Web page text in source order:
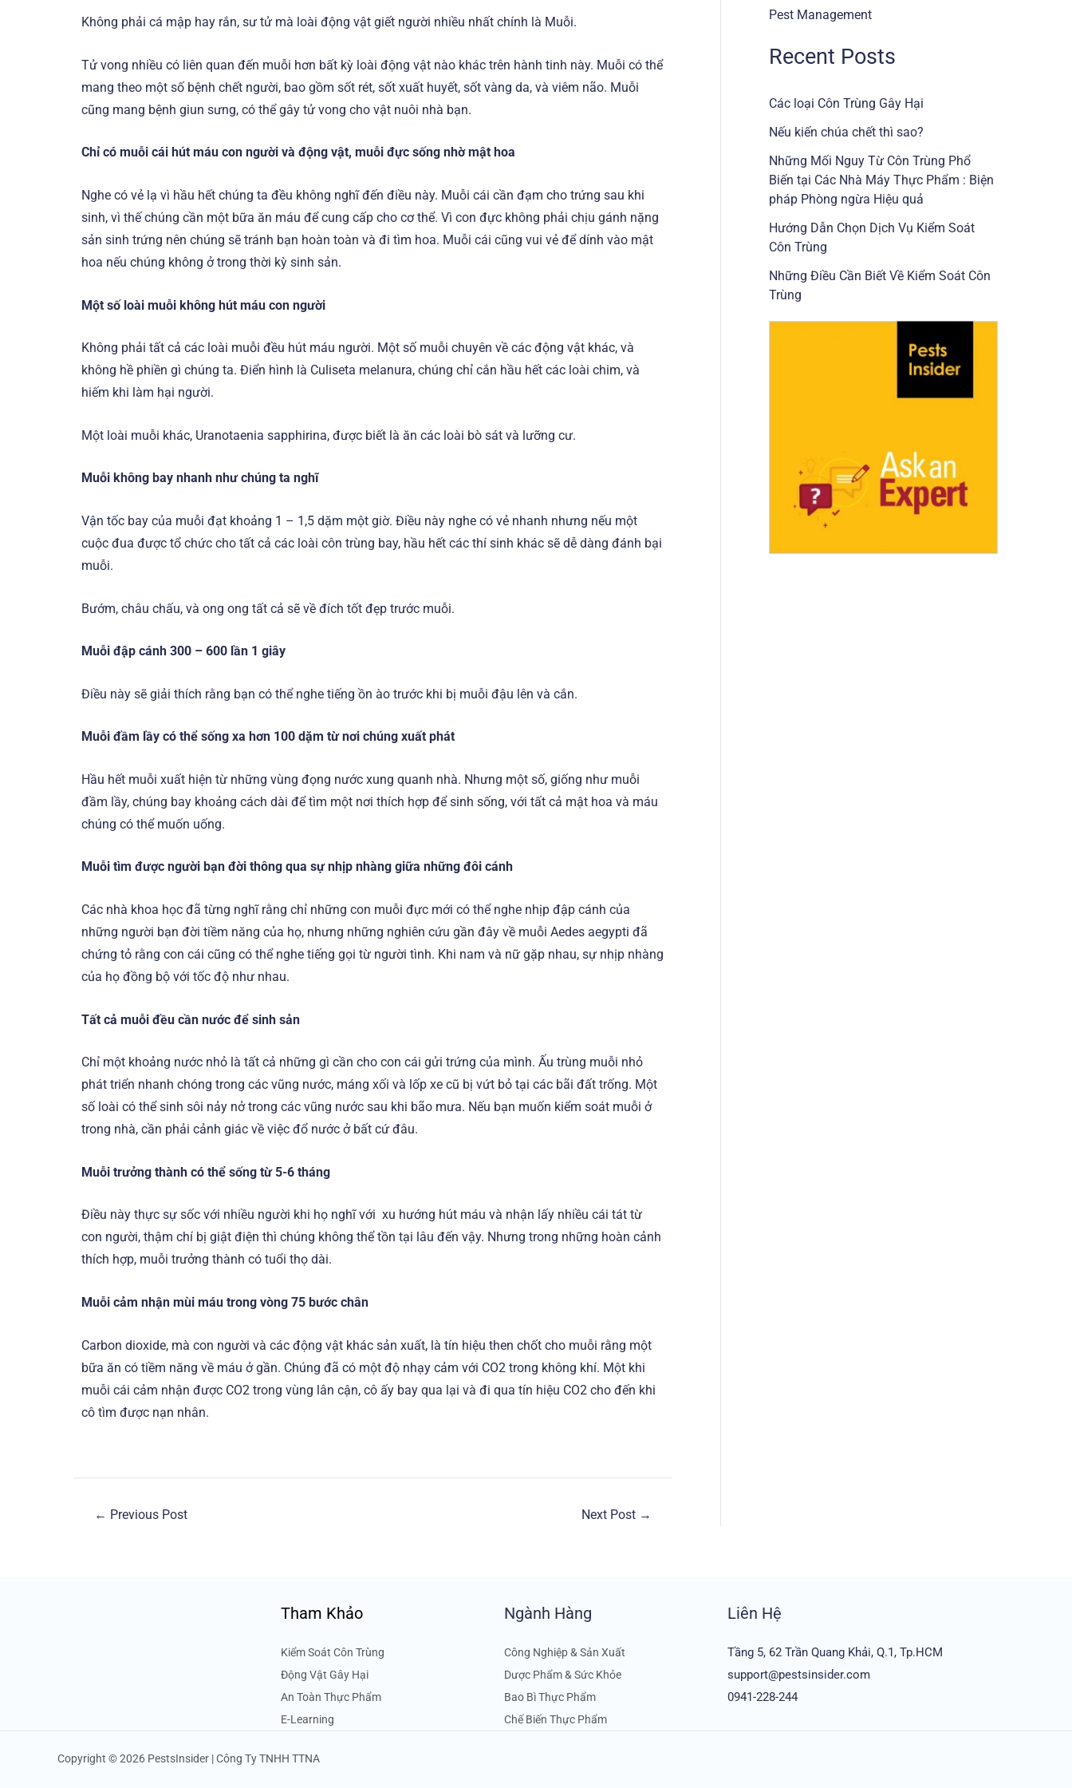
Không phải cá mập hay rắn, sư tử mà loài động vật giết người nhiều nhất chính là Muỗi.
Tử vong nhiều có liên quan đến muỗi hơn bất kỳ loài động vật nào khác trên hành tinh này. Muỗi có thể
mang theo một số bệnh chết người, bao gồm sốt rét, sốt xuất huyết, sốt vàng da, và viêm não. Muỗi
cũng mang bệnh giun sưng, có thể gây tử vong cho vật nuôi nhà bạn.
Chỉ có muỗi cái hút máu con người và động vật, muỗi đực sống nhờ mật hoa
Nghe có vẻ lạ vì hầu hết chúng ta đều không nghĩ đến điều này. Muỗi cái cần đạm cho trứng sau khi
sinh, vì thế chúng cần một bữa ăn máu để cung cấp cho cơ thể. Vì con đực không phải chịu gánh nặng
sản sinh trứng nên chúng sẽ tránh bạn hoàn toàn và đi tìm hoa. Muỗi cái cũng vui vẻ để dính vào mật
hoa nếu chúng không ở trong thời kỳ sinh sản.
Một số loài muỗi không hút máu con người
Không phải tất cả các loài muỗi đều hút máu người. Một số muỗi chuyên về các động vật khác, và
không hề phiền gì chúng ta. Điển hình là Culiseta melanura, chúng chỉ cắn hầu hết các loài chim, và
hiếm khi làm hại người.
Một loài muỗi khác, Uranotaenia sapphirina, được biết là ăn các loài bò sát và lưỡng cư.
Muỗi không bay nhanh như chúng ta nghĩ
Vận tốc bay của muỗi đạt khoảng 1 – 1,5 dặm một giờ. Điều này nghe có vẻ nhanh nhưng nếu một
cuộc đua được tổ chức cho tất cả các loài côn trùng bay, hầu hết các thí sinh khác sẽ dễ dàng đánh bại
muỗi.
Bướm, châu chấu, và ong ong tất cả sẽ về đích tốt đẹp trước muỗi.
Muỗi đập cánh 300 – 600 lần 1 giây
Điều này sẽ giải thích rằng bạn có thể nghe tiếng ồn ào trước khi bị muỗi đậu lên và cắn.
Muỗi đầm lầy có thể sống xa hơn 100 dặm từ nơi chúng xuất phát
Hầu hết muỗi xuất hiện từ những vùng đọng nước xung quanh nhà. Nhưng một số, giống như muỗi
đầm lầy, chúng bay khoảng cách dài để tìm một nơi thích hợp để sinh sống, với tất cả mật hoa và máu
chúng có thể muốn uống.
Muỗi tìm được người bạn đời thông qua sự nhịp nhàng giữa những đôi cánh
Các nhà khoa học đã từng nghĩ rằng chỉ những con muỗi đực mới có thể nghe nhịp đập cánh của
những người bạn đời tiềm năng của họ, nhưng những nghiên cứu gần đây về muỗi Aedes aegypti đã
chứng tỏ rằng con cái cũng có thể nghe tiếng gọi từ người tình. Khi nam và nữ gặp nhau, sự nhịp nhàng
của họ đồng bộ với tốc độ như nhau.
Tất cả muỗi đều cần nước để sinh sản
Chỉ một khoảng nước nhỏ là tất cả những gì cần cho con cái gửi trứng của mình. Ấu trùng muỗi nhỏ
phát triển nhanh chóng trong các vũng nước, máng xối và lốp xe cũ bị vứt bỏ tại các bãi đất trống. Một
số loài có thể sinh sôi nảy nở trong các vũng nước sau khi bão mưa. Nếu bạn muốn kiểm soát muỗi ở
trong nhà, cần phải cảnh giác về việc đổ nước ở bất cứ đâu.
Muỗi trưởng thành có thể sống từ 5-6 tháng
Điều này thực sự sốc với nhiều người khi họ nghĩ với xu hướng hút máu và nhận lấy nhiều cái tát từ
con người, thậm chí bị giật điện thì chúng không thể tồn tại lâu đến vậy. Nhưng trong những hoàn cảnh
thích hợp, muỗi trưởng thành có tuổi thọ dài.
Muỗi cảm nhận mùi máu trong vòng 75 bước chân
Carbon dioxide, mà con người và các động vật khác sản xuất, là tín hiệu then chốt cho muỗi rằng một
bữa ăn có tiềm năng về máu ở gần. Chúng đã có một độ nhạy cảm với CO2 trong không khí. Một khi
muỗi cái cảm nhận được CO2 trong vùng lân cận, cô ấy bay qua lại và đi qua tín hiệu CO2 cho đến khi
cô tìm được nạn nhân.
← Previous Post Next Post →
Pest Management
Recent Posts
Các loại Côn Trùng Gây Hại
Nếu kiến chúa chết thì sao?
Những Mối Nguy Từ Côn Trùng Phổ
Biến tại Các Nhà Máy Thực Phẩm : Biện
pháp Phòng ngừa Hiệu quả
Hướng Dẫn Chọn Dịch Vụ Kiểm Soát
Côn Trùng
Những Điều Cần Biết Về Kiểm Soát Côn
Trùng
Tham Khảo
Kiểm Soát Côn Trùng
Động Vật Gây Hại
An Toàn Thực Phẩm
E-Learning
Ngành Hàng
Công Nghiệp & Sản Xuất
Dược Phẩm & Sức Khỏe
Bao Bì Thực Phẩm
Chế Biến Thực Phẩm
Liên Hệ
Tầng 5, 62 Trần Quang Khải, Q.1, Tp.HCM
support@pestsinsider.com
0941-228-244
Copyright © 2026 PestsInsider | Công Ty TNHH TTNA